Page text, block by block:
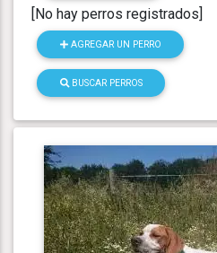
[No hay perros registrados]
AGREGAR UN PERRO
BUSCAR PERROS